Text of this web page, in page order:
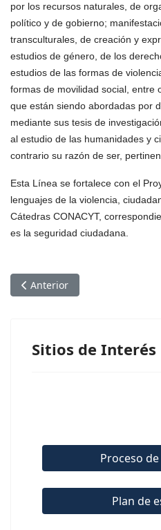
por los recursos naturales, de
político y de gobierno;
transculturales, de creación y
estudios de género, de los
estudios de las formas de
formas de movilidad social, entre
que están siendo abordadas por
mediante sus tesis de
al estudio de las humanidades y
contrario su razón de ser,
Esta Línea se fortalece con el
lenguajes de la violencia,
Cátedras CONACYT,
es la seguridad ciudadana.
Artículo anterior: LIES
Anterior
Sitios de Interés
Proceso
Plan de